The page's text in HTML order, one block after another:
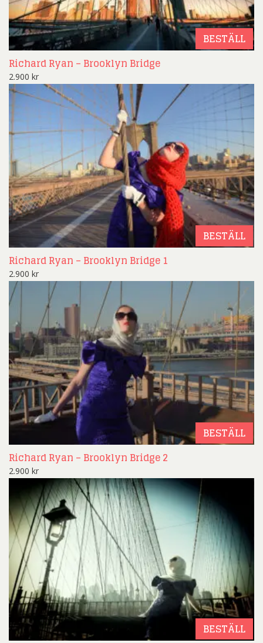
BESTÄLL
Richard Ryan – Brooklyn Bridge
2.900 kr
BESTÄLL
Richard Ryan – Brooklyn Bridge 1
2.900 kr
BESTÄLL
Richard Ryan – Brooklyn Bridge 2
2.900 kr
BESTÄLL